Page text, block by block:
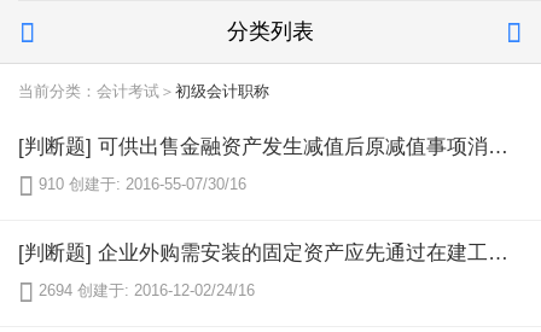
 分类列表 
当前分类：会计考试＞ 初级会计职称
[判断题] 可供出售金融资产发生减值后原减值事项消失可以在原已确认减值损失的范围内转回，同时调整资产减值损失。（ ）
 910 创建于: 2016-55-07/30/16
[判断题] 企业外购需安装的固定资产应先通过在建工程归集安装项目的支出，待安装完成时将在建工程借方归集的金额转入固定资产中。（ ）
 2694 创建于: 2016-12-02/24/16